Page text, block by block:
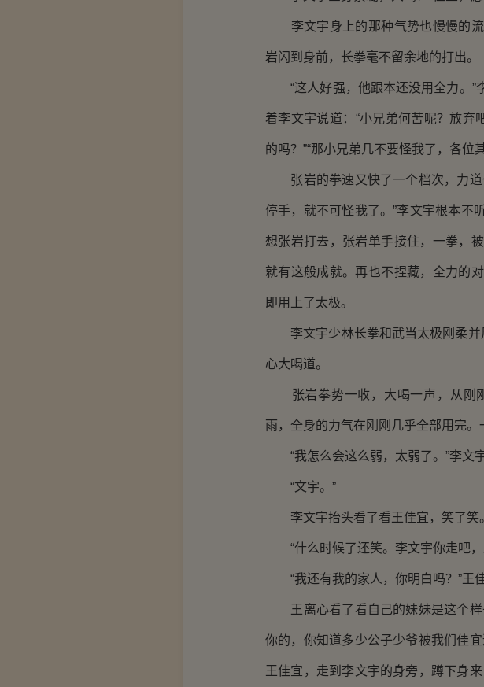
李文宇身上的那种气势也慢慢的流
岩闪到身前，长拳毫不留余地的打出。
“这人好强，他跟本还没用全力。”
着李文宇说道：“小兄弟何苦呢？放弃
的吗？”“那小兄弟几不要怪我了，各位
张岩的拳速又快了一个档次，力道
停手，就不可怪我了。”李文宇根本不
想张岩打去，张岩单手接住，一拳，
就有这般成就。再也不捏藏，全力的
即用上了太极。
李文宇少林长拳和武当太极刚柔并
心大喝道。
张岩拳势一收，大喝一声，从刚
雨，全身的力气在刚刚几乎全部用完。
“我怎么会这么弱，太弱了。”李文宇
“文宇。”
李文宇抬头看了看王佳宜，笑了笑
“什么时候了还笑。李文宇你走吧，
“我还有我的家人，你明白吗？”王佳
王离心看了看自己的妹妹是这个样
你的，你知道多少公子少爷被我们佳
王佳宜，走到李文宇的身旁，蹲下身